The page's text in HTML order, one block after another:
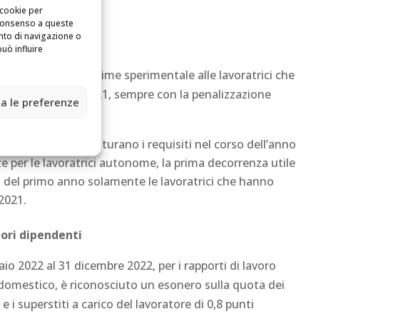
per
a queste
di navigazione o
influire
le preferenze
di optare per il regime sperimentale alle lavoratrici che
31 dicembre 2021, sempre con la penalizzazione
lavoratrici che maturano i requisiti nel corso dell’anno
per le lavoratrici autonome, la prima decorrenza utile
primo anno solamente le lavoratrici che hanno
dipendenti
2022 al 31 dicembre 2022, per i rapporti di lavoro
è riconosciuto un esonero sulla quota dei
i superstiti a carico del lavoratore di 0,8 punti